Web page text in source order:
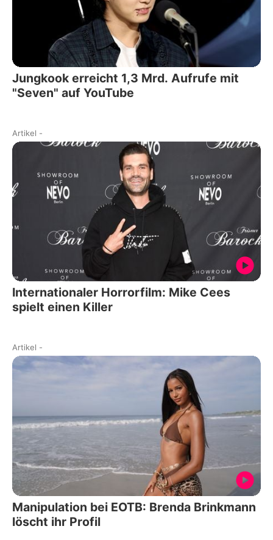
Jungkook erreicht 1,3 Mrd. Aufrufe mit
"Seven" auf YouTube
Artikel -
Internationaler Horrorfilm: Mike Cees
spielt einen Killer
Artikel -
Manipulation bei EOTB: Brenda Brinkmann
löscht ihr Profil